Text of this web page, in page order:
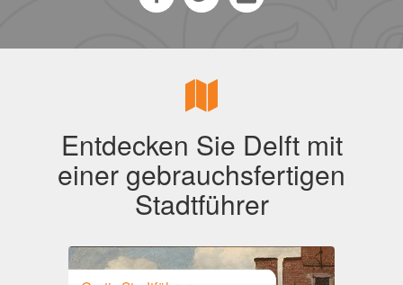
Entdecken Sie Delft mit
einer gebrauchsfertigen
Stadtführer